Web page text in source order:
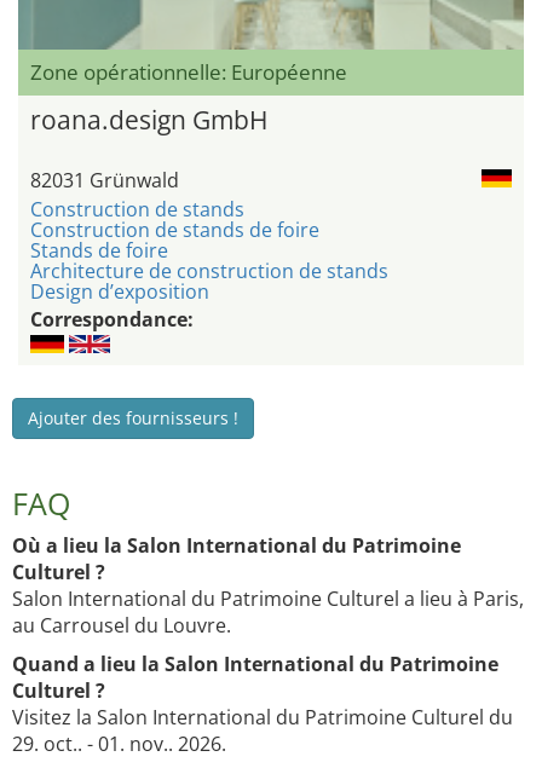
Zone opérationnelle: Européenne
roana.design GmbH
82031 Grünwald
Construction de stands
Construction de stands de foire
Stands de foire
Architecture de construction de stands
Design d’exposition
Correspondance:
Ajouter des fournisseurs !
FAQ
Où a lieu la Salon International du Patrimoine
Culturel ?
Salon International du Patrimoine Culturel a lieu à Paris,
au Carrousel du Louvre.
Quand a lieu la Salon International du Patrimoine
Culturel ?
Visitez la Salon International du Patrimoine Culturel du
29. oct.. - 01. nov.. 2026.